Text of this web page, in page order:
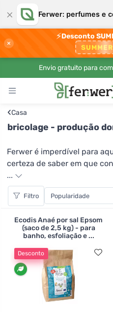
× Ferwer: perfumes e
×
⚡Desconto
SUMMER
Envio gratuito para
‹Casa
bricolage - produção
Ferwer é imperdível para
certeza de saber em que
cosméticos em casa, e por
próprios. Na categoria DIY
ingredientes puramente
gel de glicerina.
>>br>
...
Filtro
Ecodis Anaé por sal Epsom
(saco de 2,5 kg) - para
banho, esfoliação e ...
Desconto